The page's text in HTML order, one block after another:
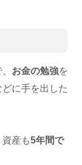
お金の勉強を
どに手を出した
産も5年間で